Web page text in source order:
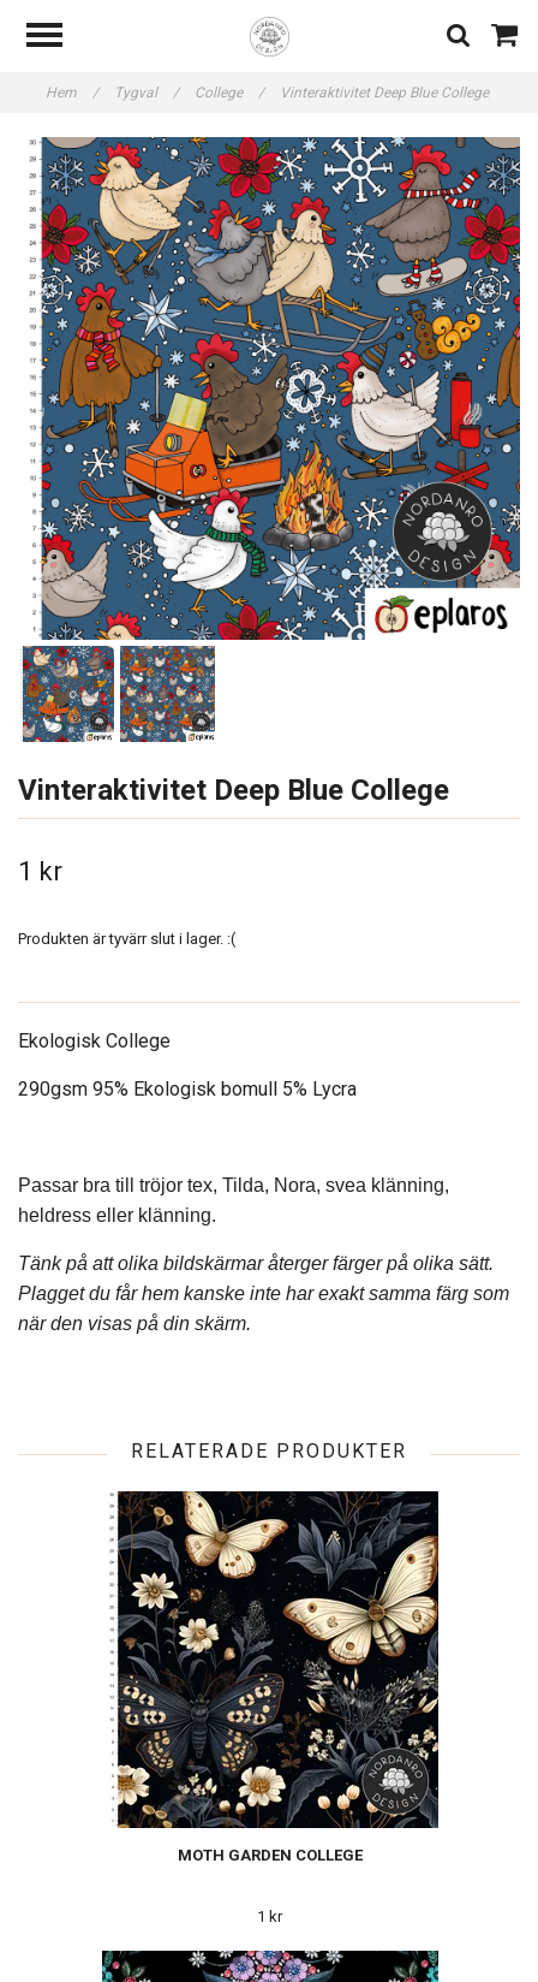
Hem / Tygval / College / Vinteraktivitet Deep Blue College
Vinteraktivitet Deep Blue College
1 kr
Produkten är tyvärr slut i lager. :(
Ekologisk College
290gsm 95% Ekologisk bomull 5% Lycra
Passar bra till tröjor tex, Tilda, Nora, svea klänning,
heldress eller klänning.
Tänk på att olika bildskärmar återger färger på olika sätt.
Plagget du får hem kanske inte har exakt samma färg som
när den visas på din skärm.
RELATERADE PRODUKTER
MOTH GARDEN COLLEGE
1 kr